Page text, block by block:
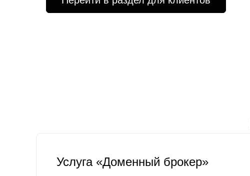
Услуга «Доменный брокер»